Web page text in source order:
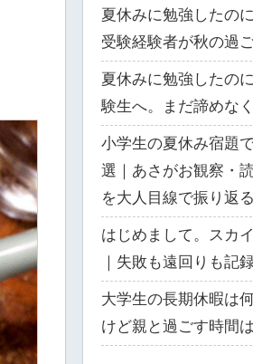
夏休みに勉強したの
受験経験者が秋の過
夏休みに勉強したの
験生へ。まだ諦めな
小学生の夏休み宿題
選｜あさがお観察・
を大人目線で振り返る
はじめまして。スカ
｜失敗も遠回りも記
大学生の長期休暇は
けど親と過ごす時間